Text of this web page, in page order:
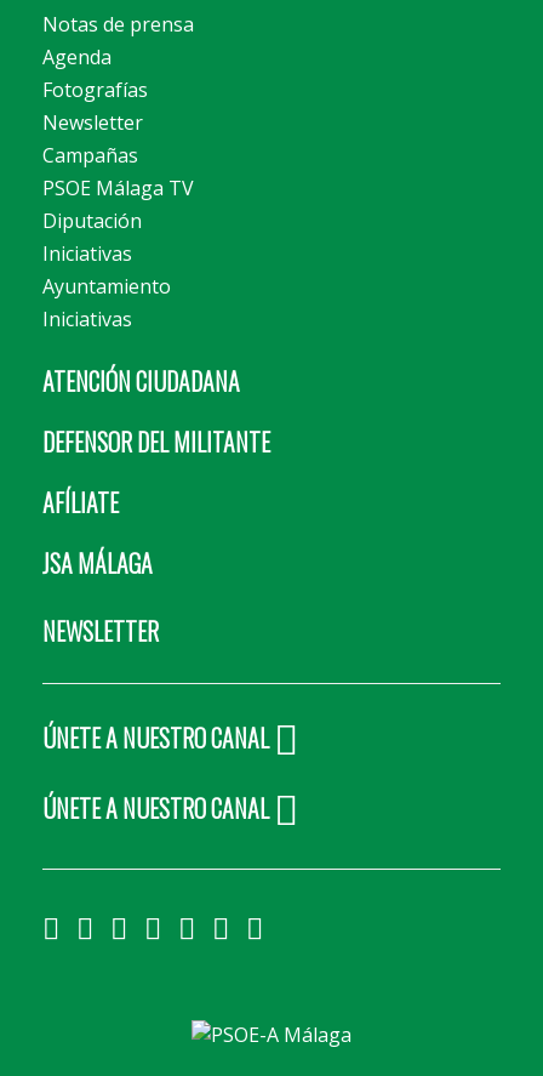
Notas de prensa
Agenda
Fotografías
Newsletter
Campañas
PSOE Málaga TV
Diputación
Iniciativas
Ayuntamiento
Iniciativas
ATENCIÓN CIUDADANA
DEFENSOR DEL MILITANTE
AFÍLIATE
JSA MÁLAGA
NEWSLETTER
ÚNETE A NUESTRO CANAL
ÚNETE A NUESTRO CANAL